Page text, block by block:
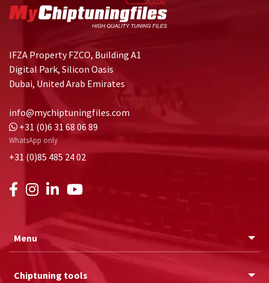
IFZA Property FZCO, Building A1
Digital Park, Silicon Oasis
Dubai, United Arab Emirates
info@mychiptuningfiles.com
+31 (0)6 31 68 06 89
WhatsApp only
+31 (0)85 485 24 02
Menu
Chiptuning tools